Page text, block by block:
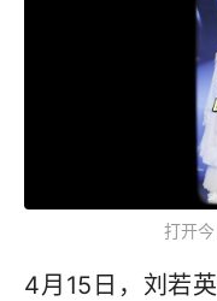
打开
4月15日，刘若